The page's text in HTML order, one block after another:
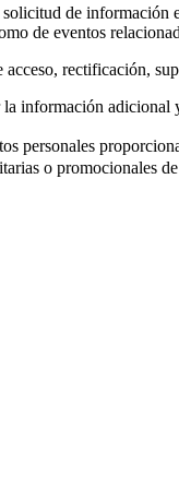
solicitud de información
de eventos
acceso, rectificación,
la información adicional
personales
o promocionales